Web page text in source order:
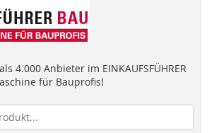
4.000 Anbieter im EINKAUFSFÜHRER
für Bauprofis!